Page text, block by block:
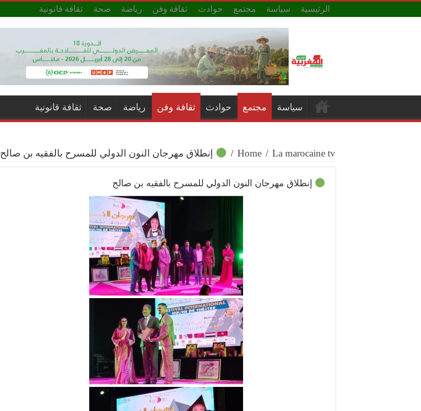
الرئيسية سياسة مجتمع حوادث ثقافة وفن رياضة صحة ثقافة قانونية
سياسة مجتمع حوادث ثقافة وفن رياضة صحة ثقافة قانونية
Home / La marocaine tv
/ إنطلاق مهرجان النون الدولي للمسرح بالفقيه بن صالح
إنطلاق مهرجان النون الدولي للمسرح بالفقيه بن صالح